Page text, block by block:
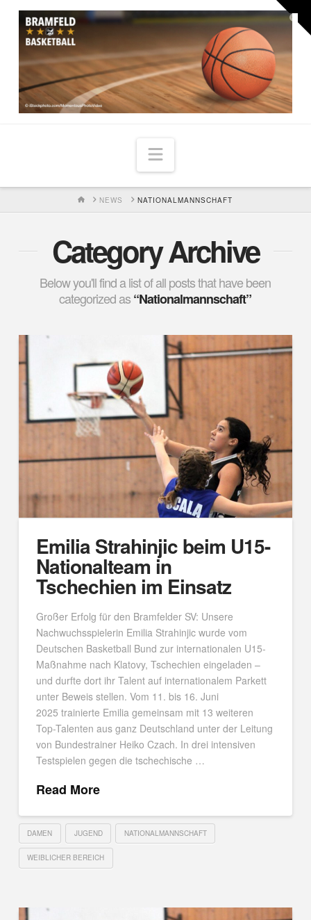
Navigation
HOMENEWS NATIONALMANNSCHAFT
Category Archive
Below you'll find a list of all posts that have been
categorized as“Nationalmannschaft”
Emilia Strahinjic beim U15-
Nationalteam in
Tschechien im Einsatz
Großer Erfolg für den Bramfelder SV: Unsere
Nachwuchsspielerin Emilia Strahinjic wurde vom
Deutschen Basketball Bund zur internationalen U15-
Maßnahme nach Klatovy, Tschechien eingeladen –
und durfte dort ihr Talent auf internationalem Parkett
unter Beweis stellen. Vom 11. bis 16. Juni
2025 trainierte Emilia gemeinsam mit 13 weiteren
Top-Talenten aus ganz Deutschland unter der Leitung
von Bundestrainer Heiko Czach. In drei intensiven
Testspielen gegen die tschechische …
Read More
DAMEN JUGEND NATIONALMANNSCHAFT
WEIBLICHER BEREICH
the